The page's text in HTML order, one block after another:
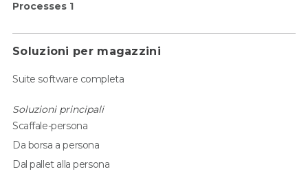
Processes 1
Soluzioni per magazzini
Suite software completa
Soluzioni principali
Scaffale-persona
Da borsa a persona
Dal pallet alla persona